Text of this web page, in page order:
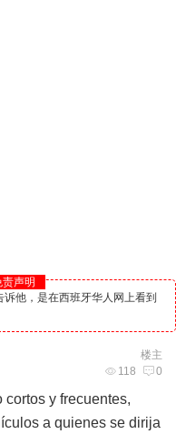
声明
他，是在西班牙华人网上看到
楼主
118 0
y frecuentes,
a quienes se dirija